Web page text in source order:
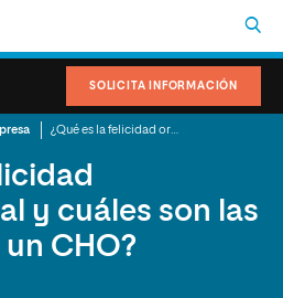
SOLICITA INFORMACIÓN
y cuáles son las
CHO?